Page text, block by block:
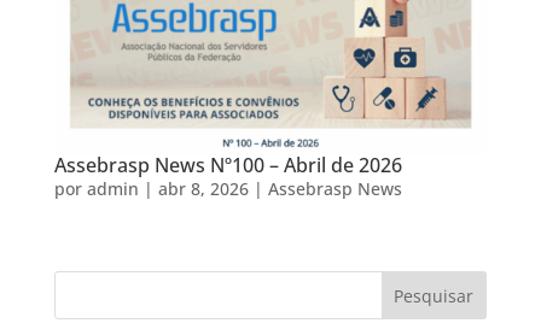
Assebrasp News Nº100 – Abril de 2026
por admin | abr 8, 2026| Assebrasp News